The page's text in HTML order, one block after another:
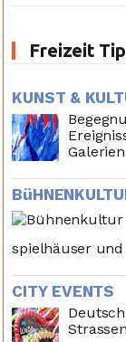
Freizeit
KUNST &
Galerien
spielhäuser und
CITY EVENTS